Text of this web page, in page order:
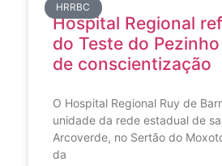
HRRBC
Hospital Regional
do Teste do
de conscientização
O Hospital Regional Ruy de
unidade da rede estadual de
Arcoverde, no Sertão do
da